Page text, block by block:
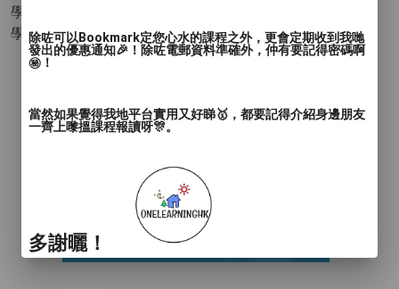
學術 - 基礎教育
學術 - 科學- 物理
除咗可以Bookmark定您心水的課程之外，更會定期收到我哋
發出的優惠通知🎉！除咗電郵資料準確外，仲有要記得密碼啊
㊙️！
當然如果覺得我地平台實用又好睇🥇，都要記得介紹身邊朋友
一齊上嚟搵課程報讀呀🎊。
多謝曬！